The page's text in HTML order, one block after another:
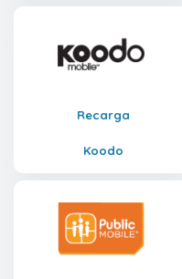
Recarga
Koodo